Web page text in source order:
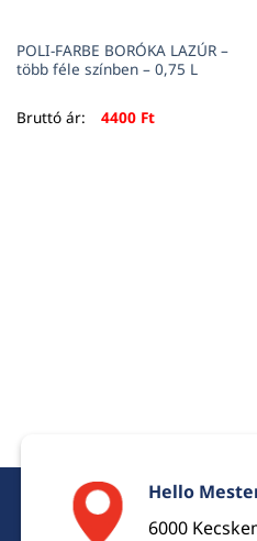
POLI-FARBE BORÓKA LAZÚR –
több féle színben – 0,75 L
Bruttó ár: 4400 Ft
Hello
6000